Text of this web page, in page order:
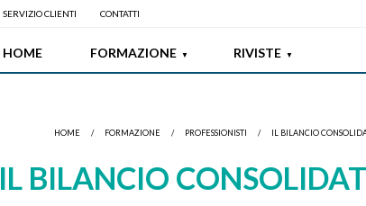
SERVIZIO CLIENTI CONTATTI
HOME FORMAZIONE RIVISTE
HOME / FORMAZIONE / PROFESSIONISTI / IL BILANCIO
IL BILANCIO